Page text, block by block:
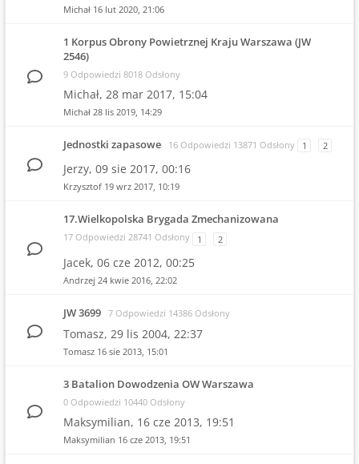
Michał 16 lut 2020, 21:06
1 Korpus Obrony Powietrznej Kraju Warszawa (JW
2546)
9 Odpowiedzi 8018 Odsłony
Michał, 28 mar 2017, 15:04
Michał 28 lis 2019, 14:29
Jednostki zapasowe 16 Odpowiedzi 13871 Odsłony 1 2
Jerzy, 09 sie 2017, 00:16
Krzysztof 19 wrz 2017, 10:19
17.Wielkopolska Brygada Zmechanizowana
17 Odpowiedzi 28741 Odsłony 1 2
Jacek, 06 cze 2012, 00:25
Andrzej 24 kwie 2016, 22:02
JW 3699 7 Odpowiedzi 14386 Odsłony
Tomasz, 29 lis 2004, 22:37
Tomasz 16 sie 2013, 15:01
3 Batalion Dowodzenia OW Warszawa
0 Odpowiedzi 10440 Odsłony
Maksymilian, 16 cze 2013, 19:51
Maksymilian 16 cze 2013, 19:51